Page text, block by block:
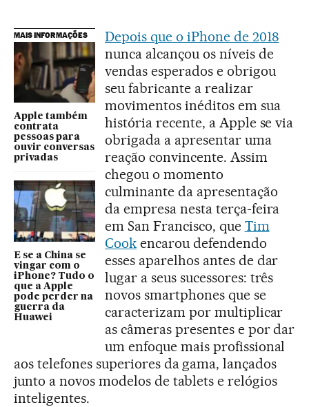
MAIS INFORMAÇÕES
Apple também
contrata
pessoas para
ouvir conversas
privadas
E se a China se
vingar com o
iPhone? Tudo o
que a Apple
pode perder na
guerra da
Huawei
Depois que o iPhone de 2018
nunca alcançou os níveis de
vendas esperados e obrigou
seu fabricante a realizar
movimentos inéditos em sua
história recente, a Apple se via
obrigada a apresentar uma
reação convincente. Assim
chegou o momento
culminante da apresentação
da empresa nesta terça-feira
em San Francisco, que Tim
Cookencarou defendendo
esses aparelhos antes de dar
lugar a seus sucessores: três
novos smartphones que se
caracterizam por multiplicar
as câmeras presentes e por dar
um enfoque mais profissional
aos telefones superiores da gama, lançados
junto a novos modelos de tablets e relógios
inteligentes.